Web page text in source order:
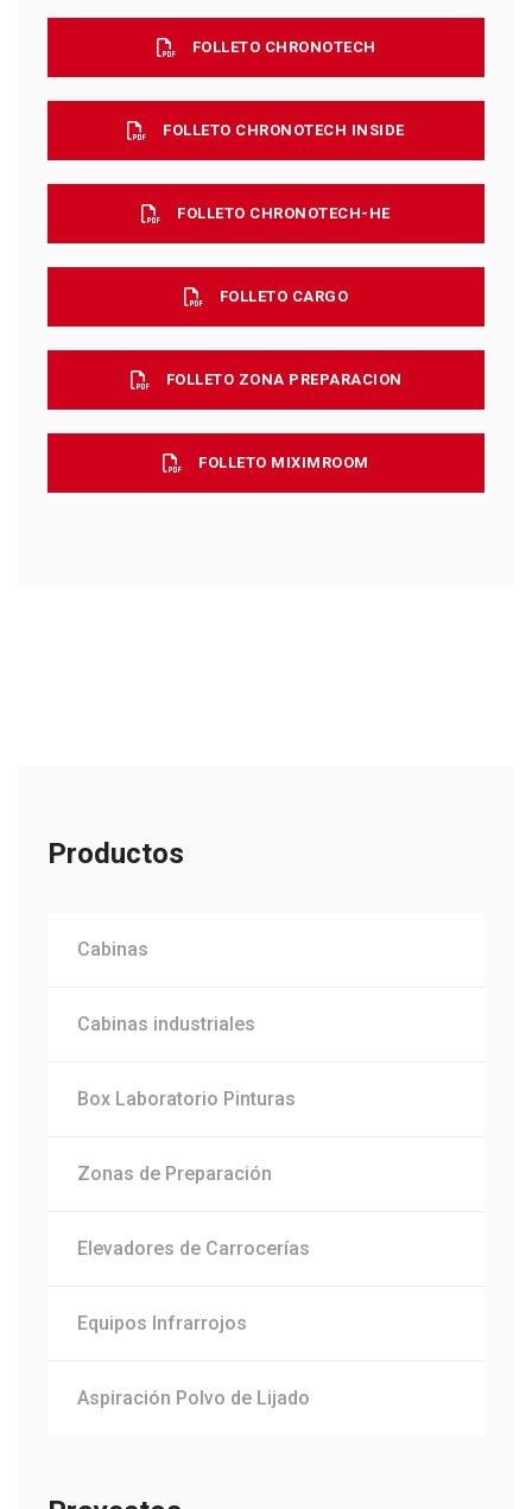
FOLLETO CHRONOTECH
FOLLETO CHRONOTECH INSIDE
FOLLETO CHRONOTECH-HE
FOLLETO CARGO
FOLLETO ZONA PREPARACION
FOLLETO MIXIMROOM
Productos
Cabinas
Cabinas industriales
Box Laboratorio Pinturas
Zonas de Preparación
Elevadores de Carrocerías
Equipos Infrarrojos
Aspiración Polvo de Lijado